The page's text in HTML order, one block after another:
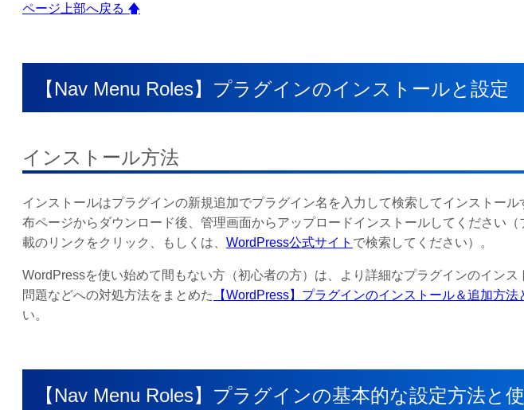
ページ上部へ戻る 🡅
【Nav Menu Roles】プラグインのインストールと設定
インストール方法
インストールはプラグインの新規追加でプラグイン名を入力して検索してインストー
布ページからダウンロード後、管理画面からアップロードインストールしてください
載のリンクをクリック、もしくは、 WordPress公式サイト で検索してください）。
WordPressを使い始めて間もない方（初心者の方）は、より詳細なプラグインのイン
問題などへの対処方法をまとめた
【WordPress】プラグインのインストール＆追加方
い。
【Nav Menu Roles】プラグインの基本的な設定方法と